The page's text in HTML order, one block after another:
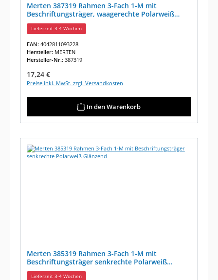
Merten 387319 Rahmen 3-Fach 1-M mit
Beschriftungsträger, waagerechte Polarweiß
Glänzend
Lieferzeit 3-4 Wochen
EAN: 4042811093228
Hersteller: MERTEN
Hersteller-Nr.: 387319
Regulärer Preis:
17,24 €
Preise inkl. MwSt. zzgl. Versandkosten
In den Warenkorb
Merten 385319 Rahmen 3-Fach 1-M mit
Beschriftungsträger senkrechte Polarweiß
Glänzend
Lieferzeit 3-4 Wochen